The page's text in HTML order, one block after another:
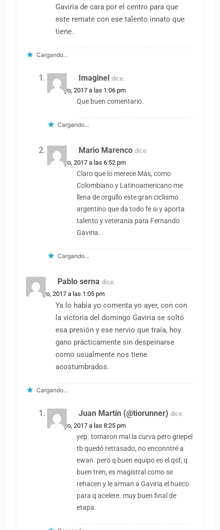
Gaviria de cara por el centro para que
este remate con ese talento innato que
tiene.
Cargando...
Imaginel dice:
10 mayo, 2017 a las 1:06 pm
Que buen comentario.
Cargando...
Mario Marenco dice:
10 mayo, 2017 a las 6:52 pm
Claro que lo merece Más, como
Colombiano y Latinoamericano me
llena de orgullo este gran ciclismo
argentino que da todo fe si y aporta
talento y veterania para Fernando
Gaviria.
Cargando...
Pablo serna dice:
10 mayo, 2017 a las 1:05 pm
Ya lo había yo comenta yo ayer, con con
la victoria del domingo Gaviria se soltó
esa presión y ese nervio que traía, hoy
gano prácticamente sin despeinarse
como usualmente nos tiene
acostumbrados.
Cargando...
Juan Martín (@tiorunner) dice:
10 mayo, 2017 a las 8:25 pm
yep. tomaron mal la curva pero griepel
tb quedó retrasado, no enconntré a
ewan. pero q buen equipo es el qsf, q
buen tren, es magistral como se
rehacen y le arman a Gaviria el hueco
para q acelere. muy buen final de
etapa.